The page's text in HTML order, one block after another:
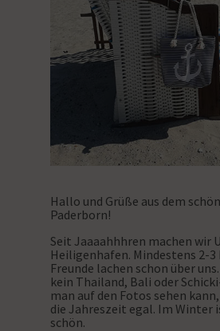
Hallo und Grüße aus dem
Paderborn!
Seit Jaaaahhhren machen wir
Heiligenhafen. Mindestens 2-3
Freunde lachen schon über
kein Thailand, Bali oder
man auf den Fotos sehen
die Jahreszeit egal. Im Winter
schön.